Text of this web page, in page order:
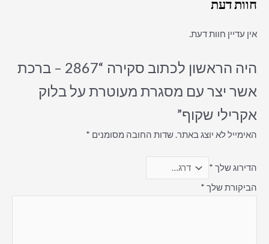
חוות דעת
אין עדיין חוות דעת.
היה הראשון לכתוב סקירה “2867 – ברכת
אשר יצר עם מסגרת מעוטרת על בלוק
אקרילי שקוף”
האימייל לא יוצג באתר.שדות החובה מסומנים *
הדירוג שלך *
הביקורת שלך *